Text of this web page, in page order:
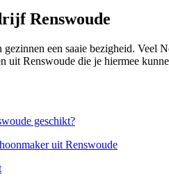
Renswoude
een saaie bezigheid.
uit Renswoude die je hiermee
geschikt?
uit Renswoude